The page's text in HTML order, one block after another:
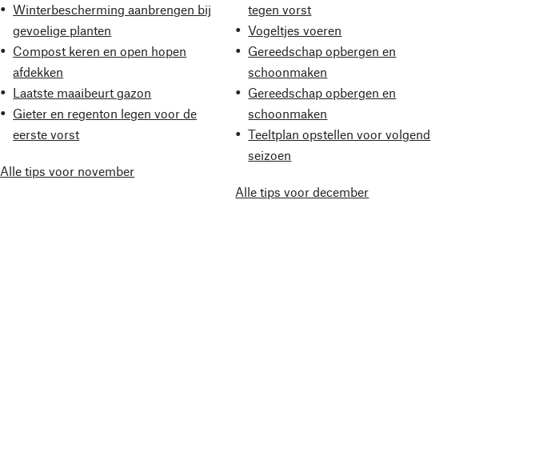
Winterbescherming aanbrengen bij
gevoelige planten
Compost keren en open hopen
afdekken
Laatste maaibeurt gazon
Gieter en regenton legen voor de
eerste vorst
Alle tips voor november
tegen vorst
Vogeltjes voeren
Gereedschap opbergen en
schoonmaken
Gereedschap opbergen en
schoonmaken
Teeltplan opstellen voor volgend
seizoen
Alle tips voor december